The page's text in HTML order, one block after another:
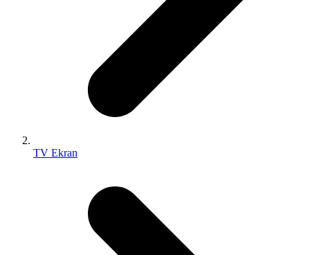
TV Ekran